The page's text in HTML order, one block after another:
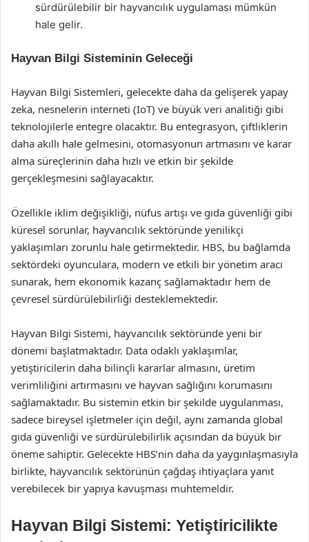
sürdürülebilir bir hayvancılık uygulaması mümkün
hale gelir.
Hayvan Bilgi Sisteminin Geleceği
Hayvan Bilgi Sistemleri, gelecekte daha da gelişerek yapay
zeka, nesnelerin interneti (IoT) ve büyük veri analitiği gibi
teknolojilerle entegre olacaktır. Bu entegrasyon, çiftliklerin
daha akıllı hale gelmesini, otomasyonun artmasını ve karar
alma süreçlerinin daha hızlı ve etkin bir şekilde
gerçekleşmesini sağlayacaktır.
Özellikle iklim değişikliği, nüfus artışı ve gıda güvenliği gibi
küresel sorunlar, hayvancılık sektöründe yenilikçi
yaklaşımları zorunlu hale getirmektedir. HBS, bu bağlamda
sektördeki oyunculara, modern ve etkili bir yönetim aracı
sunarak, hem ekonomik kazanç sağlamaktadır hem de
çevresel sürdürülebilirliği desteklemektedir.
Hayvan Bilgi Sistemi, hayvancılık sektöründe yeni bir
dönemi başlatmaktadır. Data odaklı yaklaşımlar,
yetiştiricilerin daha bilinçli kararlar almasını, üretim
verimliliğini artırmasını ve hayvan sağlığını korumasını
sağlamaktadır. Bu sistemin etkin bir şekilde uygulanması,
sadece bireysel işletmeler için değil, aynı zamanda global
gıda güvenliği ve sürdürülebilirlik açısından da büyük bir
öneme sahiptir. Gelecekte HBS’nin daha da yaygınlaşmasıyla
birlikte, hayvancılık sektörünün çağdaş ihtiyaçlara yanıt
verebilecek bir yapıya kavuşması muhtemeldir.
Hayvan Bilgi Sistemi: Yetiştiricilikte